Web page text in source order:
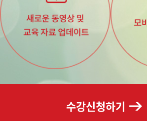
수강신청하기